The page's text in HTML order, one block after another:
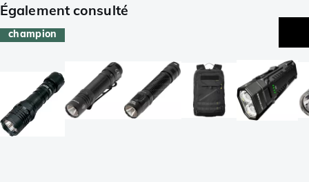
Également consulté
champion